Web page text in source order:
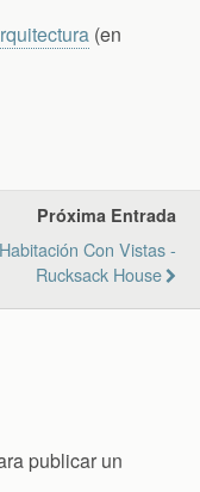
(en
Próxima Entrada
Con Vistas -
Rucksack House
publicar un